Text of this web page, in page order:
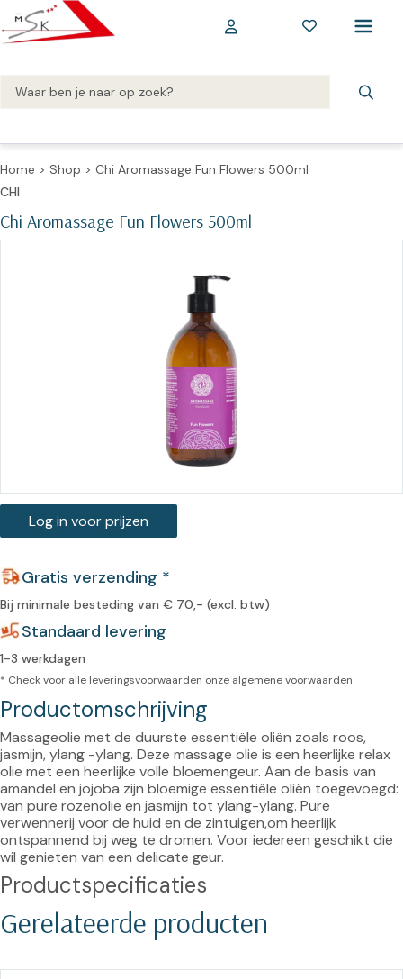
Home > Shop > Chi Aromassage Fun Flowers 500ml
Chi Aromassage Fun Flowers 500ml
CHI
Log in voor prijzen
Gratis verzending *
Bij minimale besteding van € 70,- (excl. btw)
Standaard levering
1-3 werkdagen
* Check voor alle leveringsvoorwaarden onze algemene voorwaarden
Productomschrijving
Massageolie met de duurste essentiële oliën zoals roos,
jasmijn, ylang -ylang. Deze massage olie is een heerlijke relax
olie met een heerlijke volle bloemengeur. Aan de basis van
amandel en jojoba zijn bloemige essentiële oliën toegevoegd:
van pure rozenolie en jasmijn tot ylang-ylang. Pure
verwennerij voor de huid en de zintuigen,om heerlijk
ontspannend bij weg te dromen. Voor iedereen geschikt die
wil genieten van een delicate geur.
Productspecificaties
Gerelateerde producten